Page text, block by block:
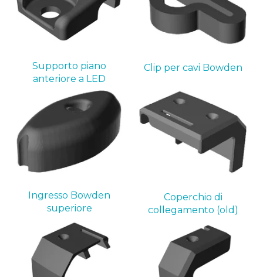
Supporto piano
anteriore a LED
Clip per cavi Bowden
Ingresso Bowden
superiore
Coperchio di
collegamento (old)